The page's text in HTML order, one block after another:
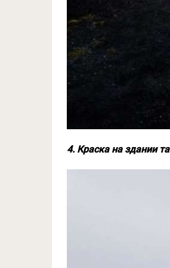
4. Краска на здании